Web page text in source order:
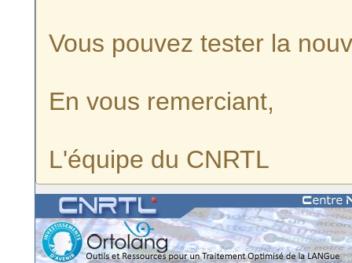
Vous pouvez tester la
En vous remerciant,
L'équipe du CNRTL